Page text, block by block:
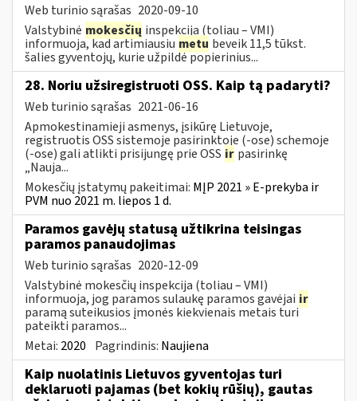
Web turinio sąrašas 2020-09-10
Valstybinė mokesčių inspekcija (toliau – VMI)
informuoja, kad artimiausiu metu beveik 11,5 tūkst.
šalies gyventojų, kurie užpildė popierinius...
28. Noriu užsiregistruoti OSS. Kaip tą padaryti?
Web turinio sąrašas 2021-06-16
Apmokestinamieji asmenys, įsikūrę Lietuvoje,
registruotis OSS sistemoje pasirinktoje (-ose) schemoje
(-ose) gali atlikti prisijungę prie OSS ir pasirinkę
„Nauja...
Mokesčių įstatymų pakeitimai: MĮP 2021 » E-prekyba ir
PVM nuo 2021 m. liepos 1 d.
Paramos gavėjų statusą užtikrina teisingas
paramos panaudojimas
Web turinio sąrašas 2020-12-09
Valstybinė mokesčių inspekcija (toliau – VMI)
informuoja, jog paramos sulaukę paramos gavėjai ir
paramą suteikusios įmonės kiekvienais metais turi
pateikti paramos...
Metai: 2020 Pagrindinis: Naujiena
Kaip nuolatinis Lietuvos gyventojas turi
deklaruoti pajamas (bet kokių rūšių), gautas